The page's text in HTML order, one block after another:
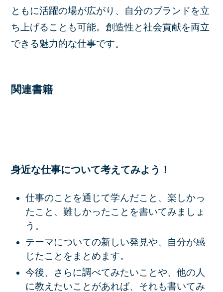
ともに活躍の場が広がり、自分のブランドを立
ち上げることも可能。創造性と社会貢献を両立
できる魅力的な仕事です。
関連書籍
身近な仕事について考えてみよう！
仕事のことを通じて学んだこと、楽しかっ
たこと、難しかったことを書いてみましょ
う。
テーマについての新しい発見や、自分が感
じたことをまとめます。
今後、さらに調べてみたいことや、他の人
に教えたいことがあれば、それも書いてみ